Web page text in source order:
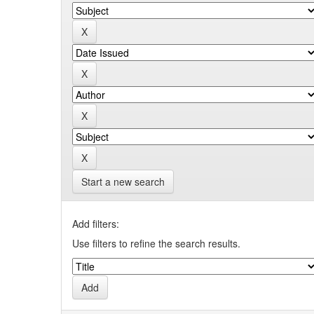
Start a new search
Add filters:
Use filters to refine the search results.